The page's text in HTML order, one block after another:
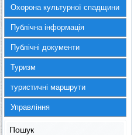
Охорона культурної спадщини
Публічна інформація
Публічні документи
Туризм
туристичні маршрути
Управління
Пошук